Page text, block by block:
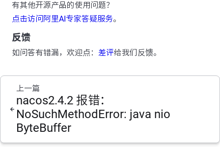
有其他开源产品的使用问题？
点击访问阿里AI专家答疑服务。
反馈
如问答有错漏，欢迎点： 差评给我们反馈。
上一篇
nacos2.4.2 报错：
NoSuchMethodError: java nio
ByteBuffer